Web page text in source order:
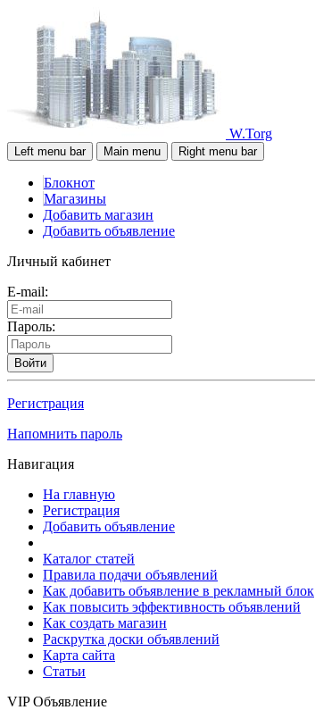
W.Torg
Left menu bar Main menu Right menu bar
Блокнот
Магазины
Добавить магазин
Добавить объявление
Личный кабинет
E-mail:
Пароль:
Войти
Регистрация
Напомнить пароль
Навигация
На главную
Регистрация
Добавить объявление
Каталог статей
Правила подачи объявлений
Как добавить объявление в рекламный блок
Как повысить эффективность объявлений
Как создать магазин
Раскрутка доски объявлений
Карта сайта
Статьи
VIP Объявление